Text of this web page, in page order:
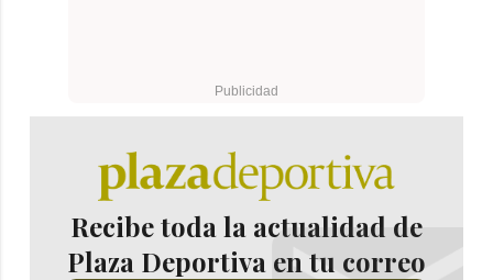
Recibe toda la actualidad de
Plaza Deportiva en tu correo